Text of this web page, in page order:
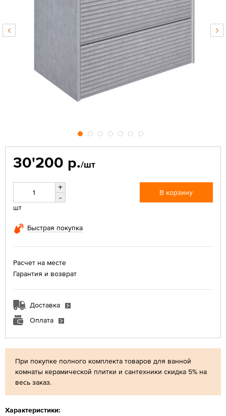
При покупке полного комплекта товаров для ванной
комнаты керамической плитки и сантехники скидка 5% на
весь заказ.
Характеристики:
30'200 р./шт
+
-
шт
В корзину
Быстрая покупка
Расчет на месте
Гарантия и возврат
Доставка
Оплата